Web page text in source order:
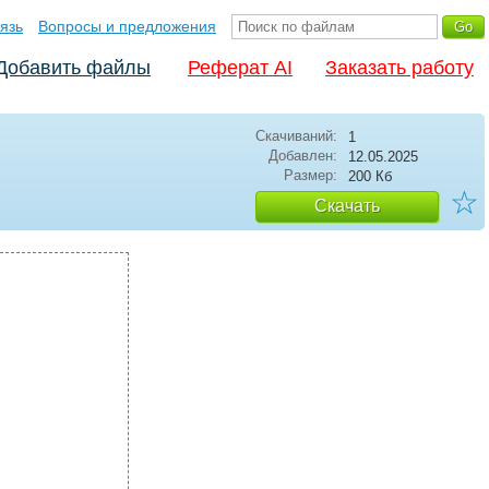
Вопросы и предложения
файлы Реферат AI Заказать работу
Скачиваний:
1
Добавлен:
12.05.2025
Размер:
200 Кб
Скачать ☆